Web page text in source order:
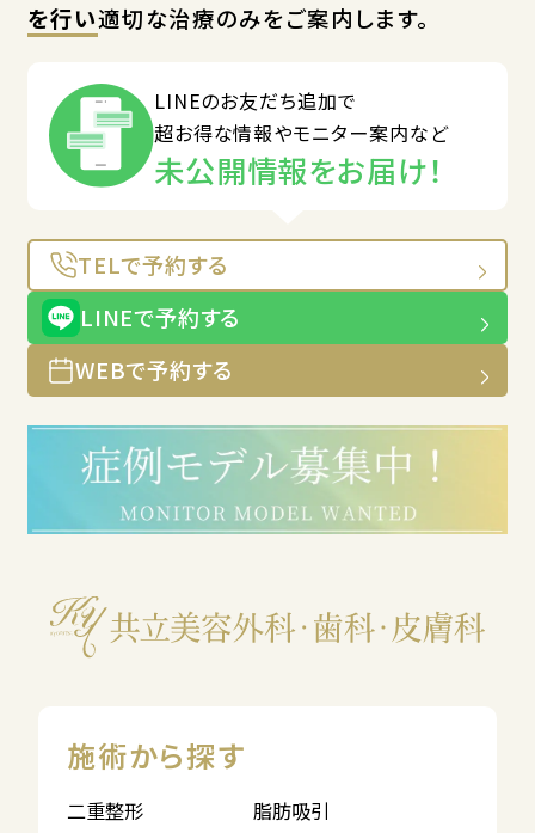
を行い適切な治療のみをご案内します。
LINEのお友だち追加で
超お得な情報やモニター案内など
未公開情報をお届け！
TELで予約する
LINEで予約する
WEBで予約する
施術から探す
二重整形
脂肪吸引